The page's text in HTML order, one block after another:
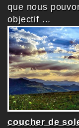
que nous
objectif ...
coucher de